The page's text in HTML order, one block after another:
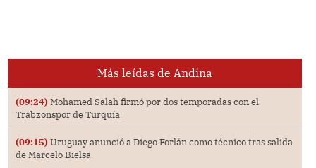
Más leídas de Andina
(09:24) Mohamed Salah firmó por dos temporadas con el
Trabzonspor de Turquía
(09:15) Uruguay anunció a Diego Forlán como técnico tras salida
de Marcelo Bielsa